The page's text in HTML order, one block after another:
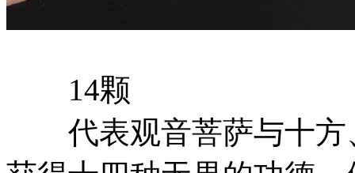
14颗
代表观音菩萨与十方